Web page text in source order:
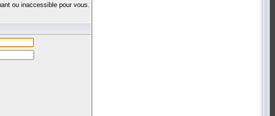
ou inaccessible pour vous.